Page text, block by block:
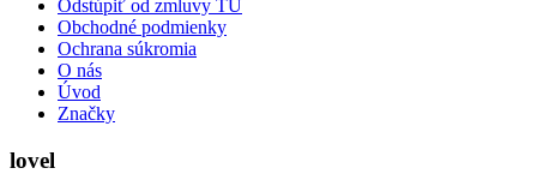
Odstúpiť od zmluvy TU
Obchodné podmienky
Ochrana súkromia
O nás
Úvod
Značky
lovel